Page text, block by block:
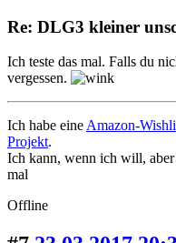
Re: DLG3 kleiner
Ich teste das mal. Falls du
vergessen.
Ich habe eine Amazon-
Projekt.
Ich kann, wenn ich will,
mal
Offline